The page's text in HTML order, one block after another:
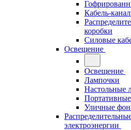
Кабель-
коробки
Силовые
Освещение
Освещение
Лампочки
Настольные
Уличные
электроэнергии